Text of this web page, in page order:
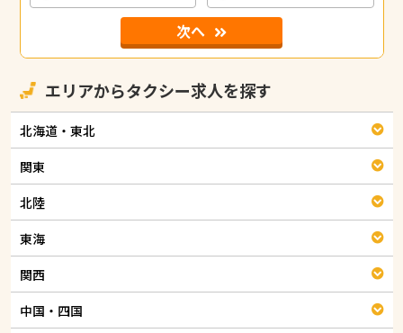
エリアからタクシー求人を探す
北海道・東北
関東
北陸
東海
関西
中国・四国
次へ